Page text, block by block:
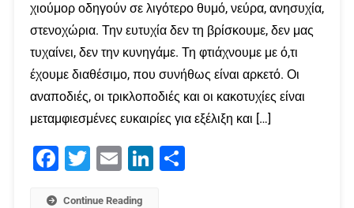
χιούμορ οδηγούν σε λιγότερο θυμό, νεύρα, ανησυχία,
στενοχώρια. Την ευτυχία δεν τη βρίσκουμε, δεν μας
τυχαίνει, δεν την κυνηγάμε. Τη φτιάχνουμε με ό,τι
έχουμε διαθέσιμο, που συνήθως είναι αρκετό. Οι
αναποδιές, οι τρικλοποδιές και οι κακοτυχίες είναι
μεταμφιεσμένες ευκαιρίες για εξέλιξη και […]
Facebook
Twitter Email LinkedIn
Continue Reading